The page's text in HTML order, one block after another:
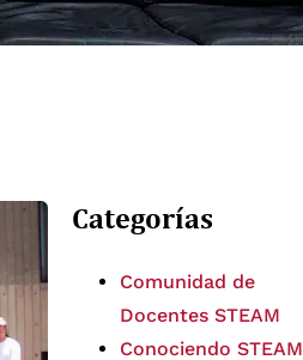
Categorías
Comunidad de
Docentes STEAM
Conociendo STEAM